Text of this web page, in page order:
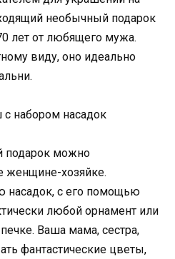
необычный подарок
лет от любящего мужа.
виду, оно идеально
с набором насадок
подарок можно
женщине-хозяйке.
насадок, с его помощью
любой орнамент или
Ваша мама, сестра,
фантастические цветы,